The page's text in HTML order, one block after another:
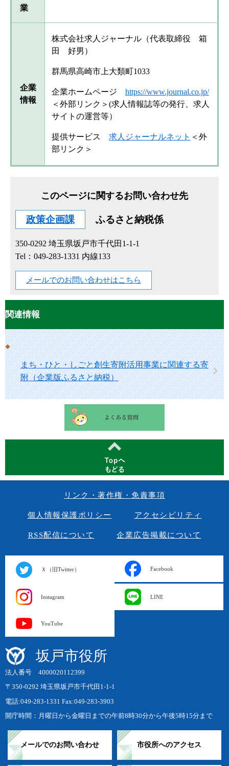
業
企業
情報
株式会社求人ジャーナル（代表取締役 箱
田 好男）
群馬県高崎市上大類町1033
企業ホームページ https://www.journal.co.jp/
＜外部リンク＞ (求人情報誌等の発行、求人
サイトの運営等）
提供サービス 求人ジャーナルネット ＜外
部リンク＞
このページに関するお問い合わせ先
政策企画課 ふるさと納税係
350-0292 埼玉県坂戸市千代田1-1-1
Tel：049-283-1331 内線133
メールでのお問い合わせはこちら
関連情報
まち・ひと・しごと創生寄附活用事業に関連する寄
附（企業版ふるさと納税）
リンク・著作権・免責事項
個人情報保護ポリシー アクセシビリティ
RSS配信について 企業広告掲載について
Ｘ（旧Twitter） Facebook
Instagram LINE
YouTube
坂戸市役所
法人番号 4000020112399
〒350-0292 埼玉県坂戸市千代田1-1-1
電話:049-283-1331 Fax:049-283-3903
開庁時間：月曜日から金曜日までの午前8時30分から午後5時15分まで
メールでのお問い合わせ 市役所へのアクセス